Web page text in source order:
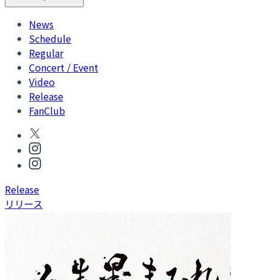
News
Schedule
Regular
Concert / Event
Video
Release
FanClub
Release
リリース